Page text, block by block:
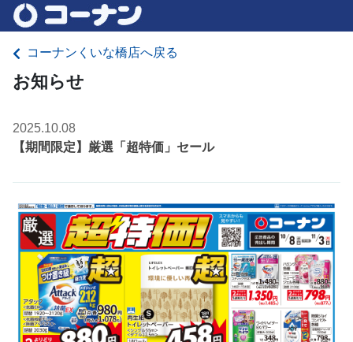
コーナンくいな橋店へ戻る
お知らせ
2025.10.08
【期間限定】厳選「超特価」セール